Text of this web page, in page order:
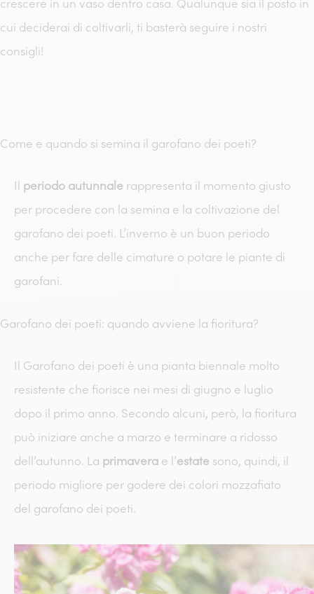
crescere in un vaso dentro casa. Qualunque sia il posto in
cui deciderai di coltivarli, ti basterà seguire i nostri
consigli!
Come e quando si semina il garofano dei poeti?
Il periodo autunnale rappresenta il momento giusto
per procedere con la semina e la coltivazione del
garofano dei poeti. L’inverno è un buon periodo
anche per fare delle cimature o potare le piante di
garofani.
Garofano dei poeti: quando avviene la fioritura?
Il Garofano dei poeti è una pianta biennale molto
resistente che fiorisce nei mesi di giugno e luglio
dopo il primo anno. Secondo alcuni, però, la fioritura
può iniziare anche a marzo e terminare a ridosso
dell’autunno. La primavera e l’estate sono, quindi, il
periodo migliore per godere dei colori mozzafiato
del garofano dei poeti.